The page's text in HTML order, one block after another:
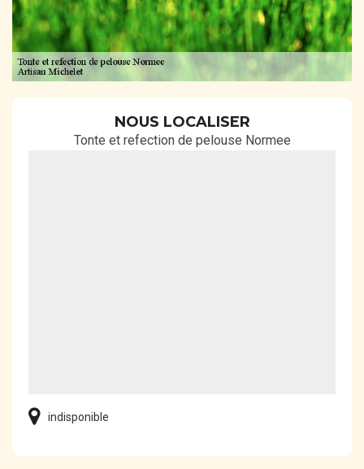
NOUS LOCALISER
Tonte et refection de pelouse Normee
indisponible